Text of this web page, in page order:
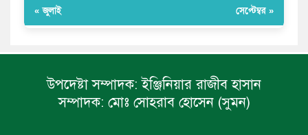
« জুলাই সেপ্টেম্বর »
উপদেষ্টা সম্পাদক: ইঞ্জিনিয়ার রাজীব হাসান
সম্পাদক: মোঃ সোহরাব হোসেন (সুমন)